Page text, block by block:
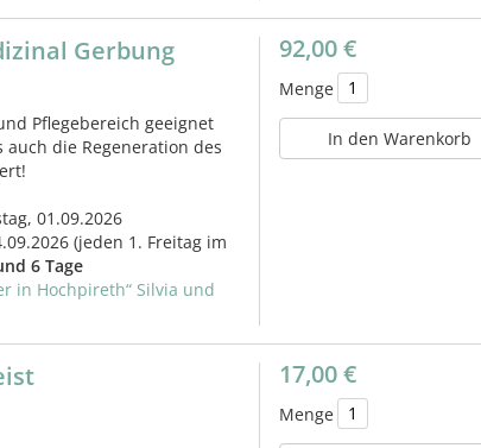
Gerbung
Pflegebereich geeignet
auch die Regeneration des
01.09.2026
(jeden 1. Freitag im
6 Tage
in Hochpireth“ Silvia und
92,00 €
Menge
In den Warenkorb
17,00 €
Menge